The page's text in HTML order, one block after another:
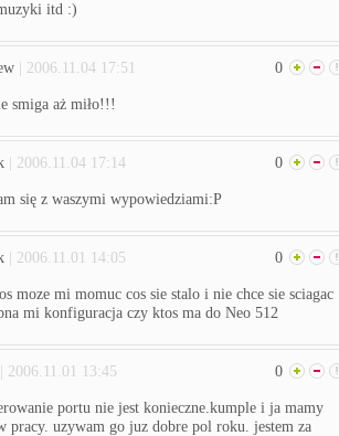
itd :)
| 2006.11.04 17:51 0
smiga aż miło!!!
| 2006.11.04 17:14 0
się z waszymi wypowiedziami:P
| 2006.11.01 14:05 0
moze mi momuc cos sie stalo i nie chce sie sciagac
mi konfiguracja czy ktos ma do Neo 512
| 2006.11.01 13:45 0
portu nie jest konieczne.kumple i ja mamy
pracy. uzywam go juz dobre pol roku. jestem za